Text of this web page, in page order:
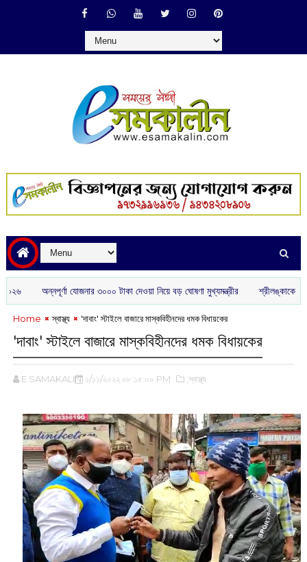
অন্নপূর্ণা যোজনার ৩০০০ টাকা দেওয়া নিয়ে বড় ঘোষণা মুখ্যমন্ত্রীর শ্রীলঙ্কাকে হারাতে
Home ‌স্বাস্থ্য 'দাবাং'‌ স্টাইলে বাজারে মাস্কবিহীনদের ধমক বিধায়কের
'দাবাং'‌ স্টাইলে বাজারে মাস্কবিহীনদের ধমক বিধায়কের
E SAMAKALIN ১/১১/২০২২ ০৮:১৫:০০ PM ,‌স্বাস্থ্য